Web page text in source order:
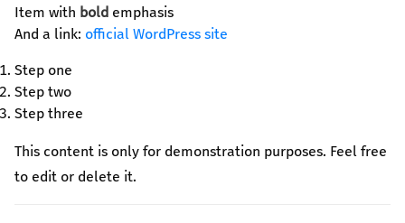
კულტურა/ხელოვნება
შექმენი კულტურულ სივრცეები, განავითარე
გაეცი მეტი
ცვლილებისა და მეტი განვითარების
უზრუნველყოფას
Item with bold emphasis
And a link: official WordPress site
Step one
Step two
Step three
This content is only for demonstration purposes. Feel free
to edit or delete it.